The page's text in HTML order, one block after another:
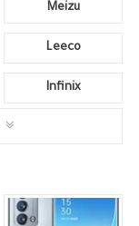
Meizu
Leeco
Infinix